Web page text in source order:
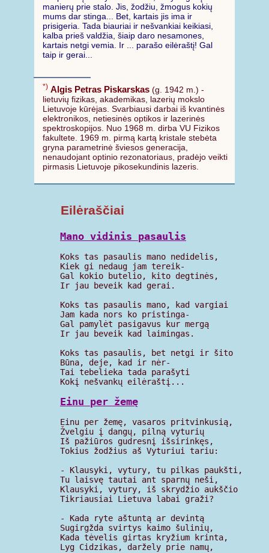
manierų prie stalo. Jis, žodžiu, žmogus kokių
mums dar stinga... Bet, kartais jis ima ir
prisigeria. Tada biauriai ir nešvankiai keikiasi,
kalba prieš valdžia, šiaip daro nesamones,
kartais netgi vemia. Ir ... parašo eilėraštį! Gal
taip ir gerai...
*) Algis Petras Piskarskas (g. 1942 m.) -
lietuvių fizikas, akademikas, lazerių mokslo
Lietuvoje kūrėjas. Svarbiausi darbai iš kvantinės
elektronikos, netiesinės optikos ir lazerinės
spektroskopijos. Nuo 1968 m. dirba VU Fizikos
fakultete. 1969 m. pirmą kartą kristale stebėta
gryna parametrinė šviesos generacija,
nenaudojant optinio rezonatoriaus, pradėjo veikti
pirmasis Lietuvoje pikosekundinis lazeris.
Eilėraščiai
Mano vidinis pasaulis
Koks tas pasaulis mano nedidelis,
Kiek gi nedaug jam tereik-
Gal kokio butelio, kito degtinės,
Ir jau beveik kad gerai.
Koks tas pasaulis mano, kad vargiai
Jam kada nors ko pristinga-
Gal pamylėt pasigavus kur mergą
Ir jau beveik kad laimingas.
Koks tas pasaulis, bet netgi ir šito
Būna, deje, kad ir nėr-
Tai tebelieka tada parašyti
Kokį nešvankų eilėraštį...
Einu per žemę
Einu per žemę, vasaros pritvinkusią,
Žvelgiu į dangų, pilną vyturių
Iš pažiūros gudresnį išsirinkęs,
Tokius žodžius aš Vyturiui tariu:
- Klausyki, vytury, tu pilkas paukšti,
Tu laisvę tautai ant sparnų neši,
Klausyki, vytury, iš skrydžio aukščio
Tikriausiai Lietuva labai graži?
- Kada ryte aštuntą ar devintą
Sugirgžda svirtys kaimo šulinių,
Kada tėvelis girtas kryžium krinta,
Lyg Cidzikas, daržely prie namų,